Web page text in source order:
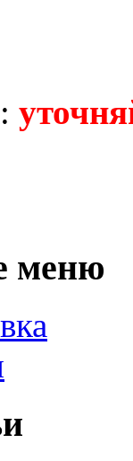
меню